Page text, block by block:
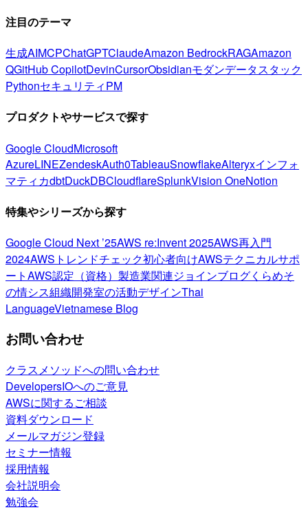
注目のテーマ
生成AIMCPChatGPTClaudeAmazon BedrockRAGAmazon
QGitHub CopilotDevinCursorObsidianモダンデータスタック
PythonセキュリティPM
プロダクトやサービスで探す
Google CloudMicrosoft
AzureLINEZendeskAuth0TableauSnowflakeAlteryxインフォ
マティカdbtDuckDBCloudflareSplunkVision OneNotion
特集やシリーズから探す
Google Cloud Next ’25AWS re:Invent 2025AWS再入門
2024AWSトレンドチェック初心者向けAWSテクニカルサポ
ートAWS認定（資格） 製造業関連ジョインブログくらめそ
の情シス組織開発室の活動デザインThai
LanguageVietnamese Blog
お問い合わせ
クラスメソッドへの問い合わせ
DevelopersIOへのご意見
AWSに関するご相談
資料ダウンロード
メールマガジン登録
セミナー情報
採用情報
会社説明会
勉強会